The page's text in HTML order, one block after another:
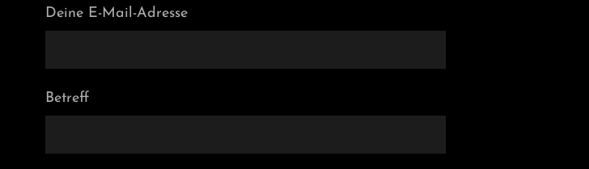
Deine E-Mail-Adresse
Betreff